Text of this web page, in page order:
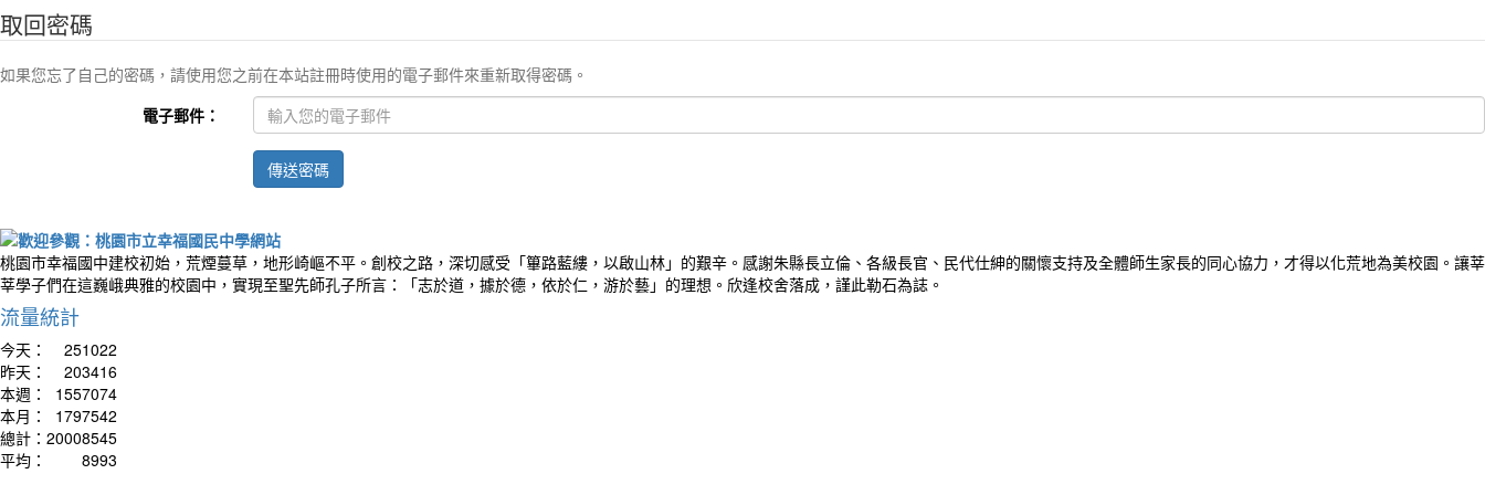
取回密碼
如果您忘了自己的密碼，請使用您之前在本站註冊時使用的電子郵件來重新取得密碼。
電子郵件：
傳送密碼
桃園市幸福國中建校初始，荒煙蔓草，地形崎嶇不平。創校之路，深切感受「篳路藍縷，以啟山林」的艱辛。感謝朱縣長立倫、各級長官、民代仕紳的關懷支持及全體師生家長的同心協力，才得以化荒地為美校園。讓莘
莘學子們在這巍峨典雅的校園中，實現至聖先師孔子所言：「志於道，據於德，依於仁，游於藝」的理想。欣逢校舍落成，謹此勒石為誌。
流量統計
今天：
251022
昨天：
203416
本週：
1557074
本月：
1797542
總計： 20008545
平均：
8993